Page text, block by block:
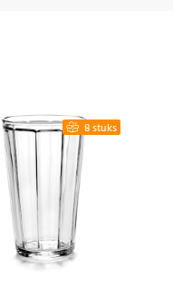
8 stuks